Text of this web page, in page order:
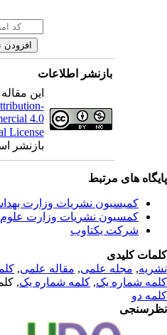
بازنشر اطلاعات
این
4.0
License
بازنشر
های مرتبط
کمیسیون نشریات وزارت
کمسیون نشریات وزارت علوم
شرکت یکتاوب
کلیدی
,مجله علمی, مقاله علمی,
شماره یک,کلمه شماره یک,
دو